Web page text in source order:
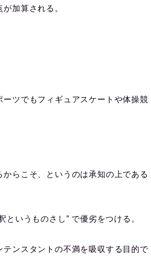
加算される。
ツでもフィギュアスケートや体操競
らこそ、というのは承知の上である
いうものさし” で優劣をつける。
ンスタントの不満を吸収する目的で